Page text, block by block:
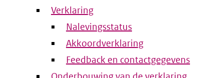
Verklaring
Nalevingsstatus
Akkoordverklaring
Feedback en contactgegevens